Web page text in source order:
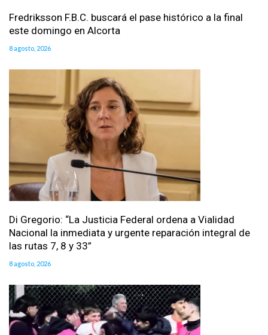
Fredriksson F.B.C. buscará el pase histórico a la final
este domingo en Alcorta
8 agosto, 2026
Di Gregorio: “La Justicia Federal ordena a Vialidad
Nacional la inmediata y urgente reparación integral de
las rutas 7, 8 y 33”
8 agosto, 2026